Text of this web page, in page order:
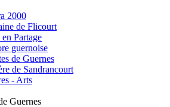
2000
de Flicourt
en Partage
guernoise
de Guernes
de Sandrancourt
- Arts
Guernes